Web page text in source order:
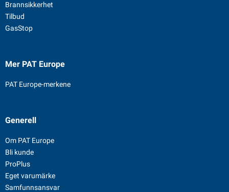
Brannsikkerhet
Tilbud
GasStop
Mer PAT Europe
PAT Europe-merkene
Generell
Om PAT Europe
Bli kunde
ProPlus
Eget varumärke
Samfunnsansvar